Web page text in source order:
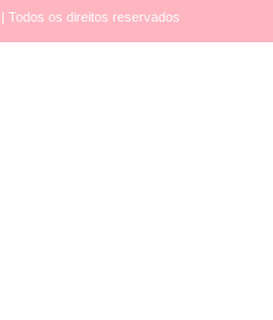
Todos os direitos reservados